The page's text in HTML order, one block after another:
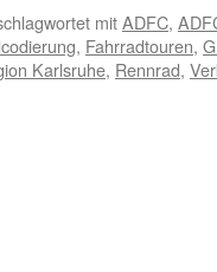
mitADFC,
, Fahrradtouren,
Karlsruhe, Rennrad,